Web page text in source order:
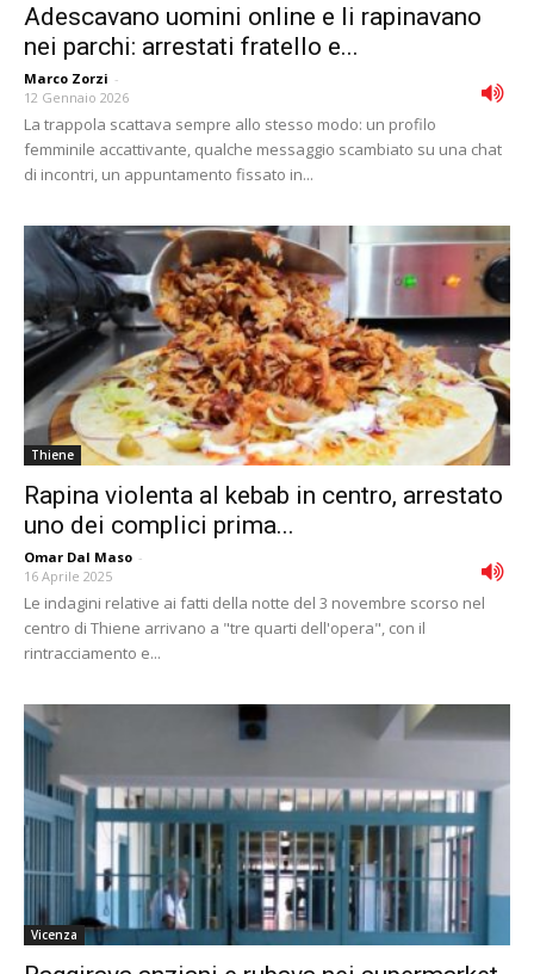
Adescavano uomini online e li rapinavano
nei parchi: arrestati fratello e...
Marco Zorzi -
12 Gennaio 2026
La trappola scattava sempre allo stesso modo: un profilo
femminile accattivante, qualche messaggio scambiato su una chat
di incontri, un appuntamento fissato in...
Thiene
Rapina violenta al kebab in centro, arrestato
uno dei complici prima...
Omar Dal Maso -
16 Aprile 2025
Le indagini relative ai fatti della notte del 3 novembre scorso nel
centro di Thiene arrivano a "tre quarti dell'opera", con il
rintracciamento e...
Vicenza